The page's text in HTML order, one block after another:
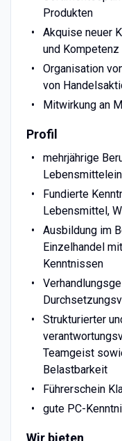
Produkten
Akquise neuer
und Kompetenz
Organisation
von
Mitwirkung an
Profil
mehrjährige
Fundierte
Lebensmittel,
Ausbildung im
Einzelhandel
Kenntnissen
Strukturierter
Teamgeist
Belastbarkeit
Führerschein
gute PC-
Wir bieten